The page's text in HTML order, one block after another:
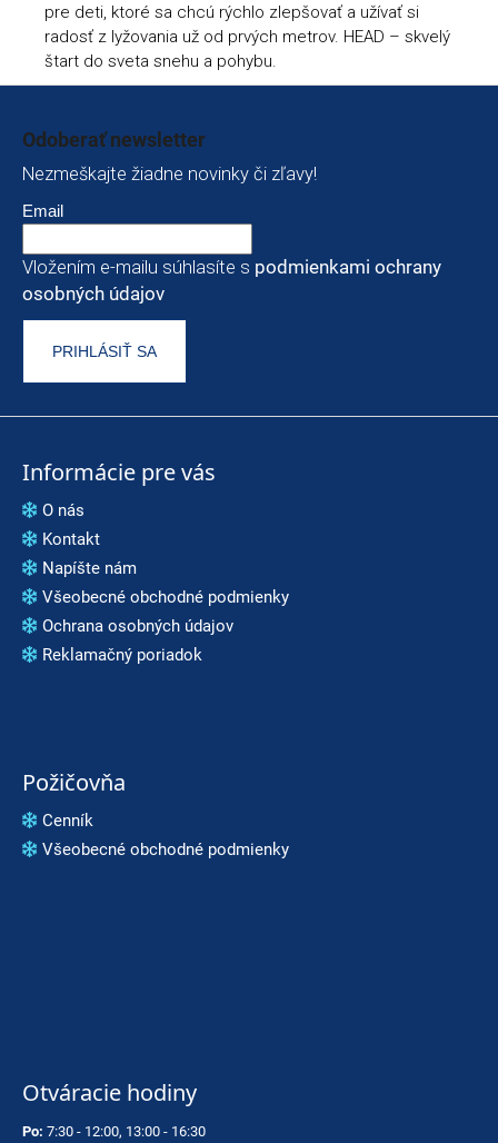
pre deti, ktoré sa chcú rýchlo zlepšovať a užívať si
radosť z lyžovania už od prvých metrov. HEAD – skvelý
štart do sveta snehu a pohybu.
Odoberať newsletter
Nezmeškajte žiadne novinky či zľavy!
Email
Vložením e-mailu súhlasíte s podmienkami ochrany
osobných údajov
PRIHLÁSIŤ SA
Informácie pre vás
O nás
Kontakt
Napíšte nám
Všeobecné obchodné podmienky
Ochrana osobných údajov
Reklamačný poriadok
Požičovňa
Cenník
Všeobecné obchodné podmienky
Otváracie hodiny
Po: 7:30 - 12:00, 13:00 - 16:30